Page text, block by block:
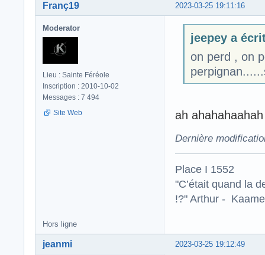
2023-03-25 19:11:16
Franç19
Moderator
Lieu : Sainte Féréole
Inscription : 2010-10-02
Messages : 7 494
Site Web
jeepey a
on perd , on
ah
Dernière
Place I 1552
"C’était quand la
!?" Arthur -
Hors ligne
2023-03-25 19:12:49
jeanmi